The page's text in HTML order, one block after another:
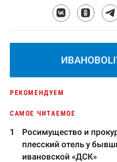
РЕКОМЕНДУЕМ
САМОЕ ЧИТАЕМОЕ
Росимущество и
плесский отель у
ивановской «ДСК»